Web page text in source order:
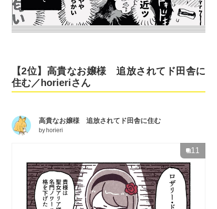
【2位】高貴なお嬢様 追放されてド田舎に
住む／horieriさん
高貴なお嬢様 追放されてド田舎に住む
byhorieri
11